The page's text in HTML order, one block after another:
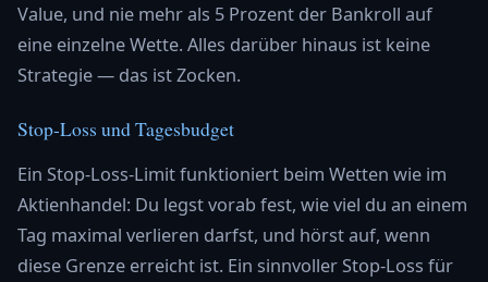
Value, und nie mehr als 5 Prozent der Bankroll auf
eine einzelne Wette. Alles darüber hinaus ist keine
Strategie — das ist Zocken.
Stop-Loss und Tagesbudget
Ein Stop-Loss-Limit funktioniert beim Wetten wie im
Aktienhandel: Du legst vorab fest, wie viel du an einem
Tag maximal verlieren darfst, und hörst auf, wenn
diese Grenze erreicht ist. Ein sinnvoller Stop-Loss für